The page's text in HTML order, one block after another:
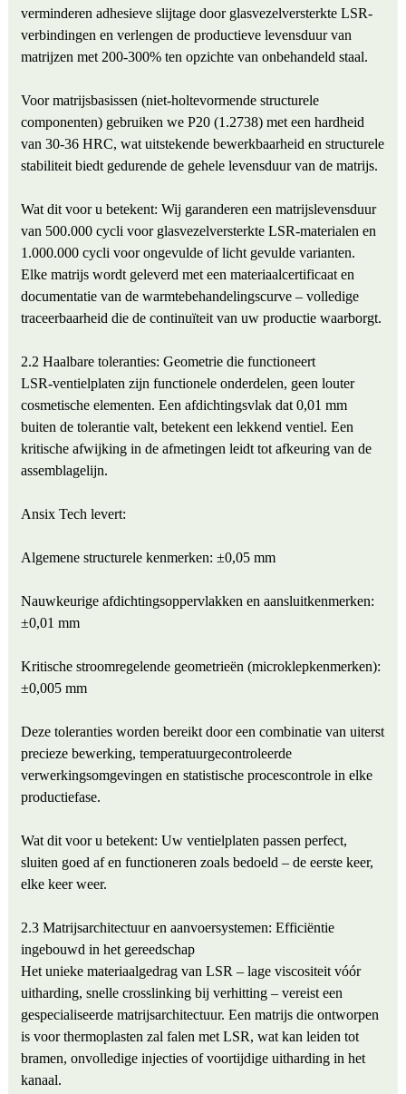
verminderen adhesieve slijtage door glasvezelversterkte LSR-
verbindingen en verlengen de productieve levensduur van
matrijzen met 200-300% ten opzichte van onbehandeld staal.
Voor matrijsbasissen (niet-holtevormende structurele
componenten) gebruiken we P20 (1.2738) met een hardheid
van 30-36 HRC, wat uitstekende bewerkbaarheid en structurele
stabiliteit biedt gedurende de gehele levensduur van de matrijs.
Wat dit voor u betekent: Wij garanderen een matrijslevensduur
van 500.000 cycli voor glasvezelversterkte LSR-materialen en
1.000.000 cycli voor ongevulde of licht gevulde varianten.
Elke matrijs wordt geleverd met een materiaalcertificaat en
documentatie van de warmtebehandelingscurve – volledige
traceerbaarheid die de continuïteit van uw productie waarborgt.
2.2 Haalbare toleranties: Geometrie die functioneert
LSR-ventielplaten zijn functionele onderdelen, geen louter
cosmetische elementen. Een afdichtingsvlak dat 0,01 mm
buiten de tolerantie valt, betekent een lekkend ventiel. Een
kritische afwijking in de afmetingen leidt tot afkeuring van de
assemblagelijn.
Ansix Tech levert:
Algemene structurele kenmerken: ±0,05 mm
Nauwkeurige afdichtingsoppervlakken en aansluitkenmerken:
±0,01 mm
Kritische stroomregelende geometrieën (microklepkenmerken):
±0,005 mm
Deze toleranties worden bereikt door een combinatie van uiterst
precieze bewerking, temperatuurgecontroleerde
verwerkingsomgevingen en statistische procescontrole in elke
productiefase.
Wat dit voor u betekent: Uw ventielplaten passen perfect,
sluiten goed af en functioneren zoals bedoeld – de eerste keer,
elke keer weer.
2.3 Matrijsarchitectuur en aanvoersystemen: Efficiëntie
ingebouwd in het gereedschap
Het unieke materiaalgedrag van LSR – lage viscositeit vóór
uitharding, snelle crosslinking bij verhitting – vereist een
gespecialiseerde matrijsarchitectuur. Een matrijs die ontworpen
is voor thermoplasten zal falen met LSR, wat kan leiden tot
bramen, onvolledige injecties of voortijdige uitharding in het
kanaal.